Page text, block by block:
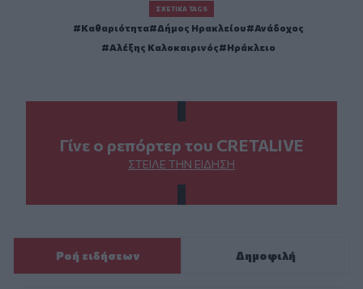
ΣΧΕΤΙΚΆ TAGS
Καθαριότητα Δήμος Ηρακλείου
Ανάδοχος
Αλέξης Καλοκαιρινός
Ηράκλειο
Γίνε ο ρεπόρτερ του CRETALIVE
ΣΤΕΊΛΕ ΤΗΝ ΕΊΔΗΣΗ
Ροή ειδήσεων Δημοφιλή